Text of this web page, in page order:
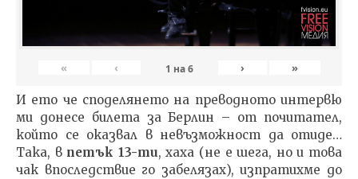
« ‹ 1 на6 › »
И ето че споделянето на преводното интервю
ми донесе билета за Берлин – от почитател,
който се оказвал в невъзможност да отиде…
Така, в петък 13-ти, хаха (не е шега, но и това
чак впоследствие го забелязах), изпратихме до